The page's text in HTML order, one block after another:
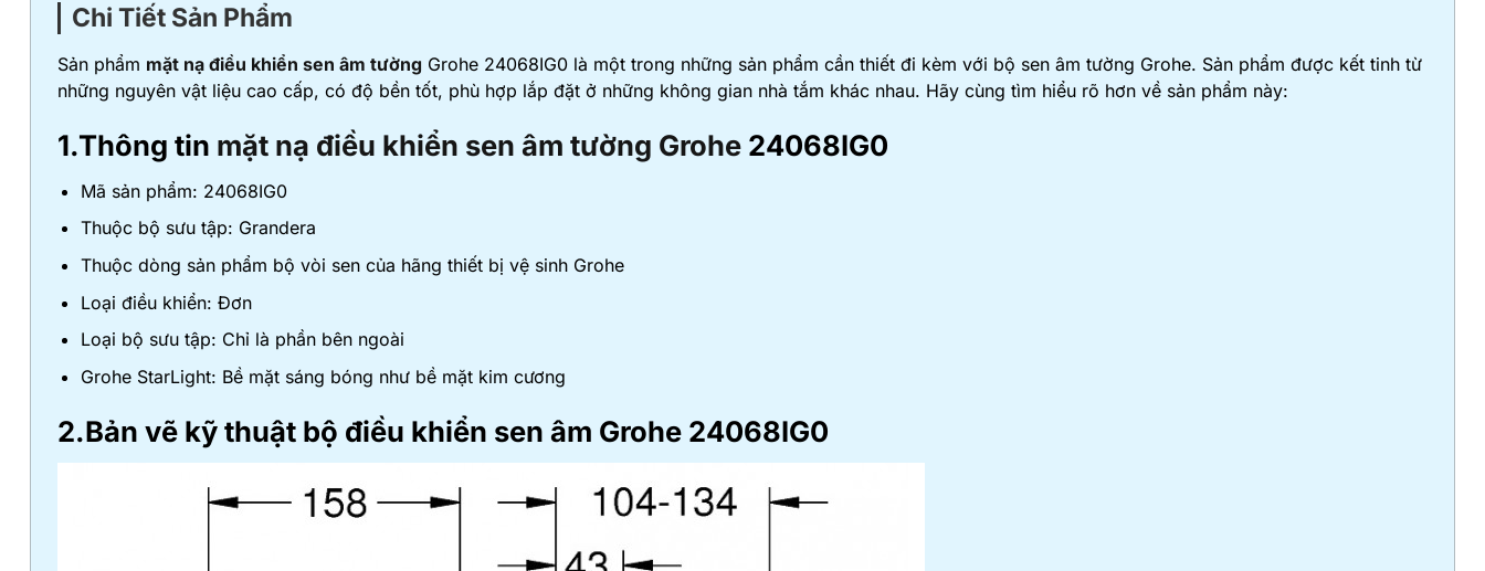
Chi Tiết Sản Phẩm
Sản phẩm mặt nạ điều khiển sen âm tường Grohe 24068IG0 là một trong những sản phẩm cần thiết đi kèm với bộ sen âm tường Grohe. Sản phẩm được kết tinh từ
những nguyên vật liệu cao cấp, có độ bền tốt, phù hợp lắp đặt ở những không gian nhà tắm khác nhau. Hãy cùng tìm hiểu rõ hơn về sản phẩm này:
1.Thông tin mặt nạ điều khiển sen âm tường Grohe 24068IG0
Mã sản phẩm: 24068IG0
Thuộc bộ sưu tập: Grandera
Thuộc dòng sản phẩm bộ vòi sen của hãng thiết bị vệ sinh Grohe
Loại điều khiển: Đơn
Loại bộ sưu tập: Chỉ là phần bên ngoài
Grohe StarLight: Bề mặt sáng bóng như bề mặt kim cương
2.Bản vẽ kỹ thuật bộ điều khiển sen âm Grohe 24068IG0